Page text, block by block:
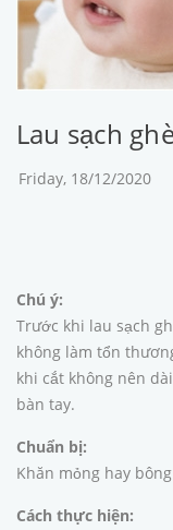
Lau sạch
Friday, 18/12/2020
Chú ý:
Trước khi lau sạch
không làm tổn
khi cắt không nên
bàn tay.
Chuẩn bị:
Khăn mỏng hay
Cách thực hiện: